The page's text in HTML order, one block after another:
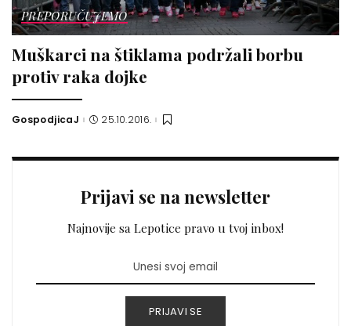
PREPORUČUJEMO
Muškarci na štiklama podržali borbu
protiv raka dojke
Posted
GospodjicaJ 25.10.2016.
Prijavi se na newsletter
Najnovije sa Lepotice pravo u tvoj inbox!
PRIJAVI SE